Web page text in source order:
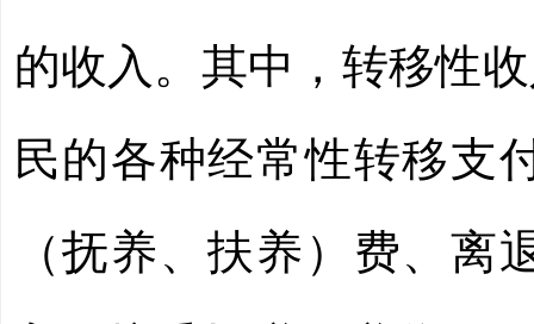
的收入。其中，转移性
民的各种经常性转移支
（抚养、扶养）费、